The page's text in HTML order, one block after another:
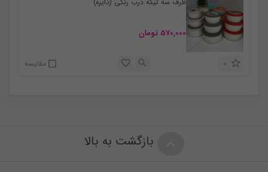
570,000 تومان
0 مقایسه
بازگشت به بالا